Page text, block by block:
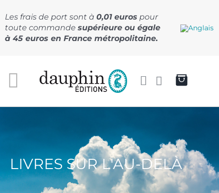
au
contenu
Les frais de port sont à 0,01 euros pour
toute commande supérieure ou égale
à 45 euros en France métropolitaine.
LIVRES SUR L'AU-DELÀ